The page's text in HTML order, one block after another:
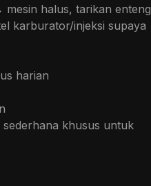
halus, tarikan enteng
karburator/injeksi supaya
harian
khusus untuk